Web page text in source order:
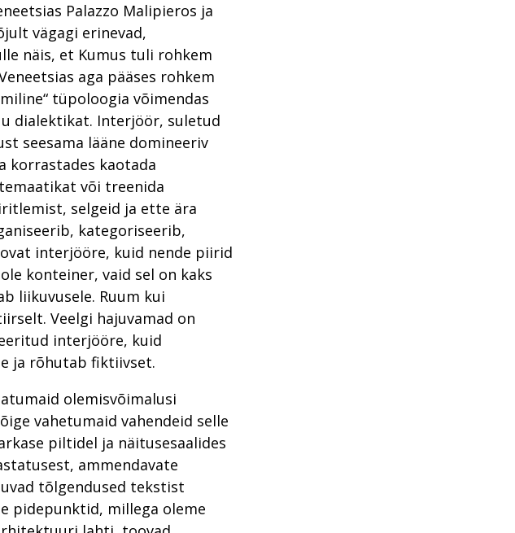
Palazzo Malipieros ja
vägagi erinevad,
näis, et Kumus tuli rohkem
aga pääses rohkem
tüpoloogia võimendas
dialektikat. Interjöör, suletud
seesama lääne domineeriv
korrastades kaotada
või treenida
selgeid ja ette ära
kategoriseerib,
interjööre, kuid nende piirid
konteiner, vaid sel on kaks
liikuvusele. Ruum kui
Veelgi hajuvamad on
interjööre, kuid
ja rõhutab fiktiivset.
olemisvõimalusi
vahetumaid vahendeid selle
piltidel ja näitusesaalides
ammendavate
tõlgendused tekstist
pidepunktid, millega oleme